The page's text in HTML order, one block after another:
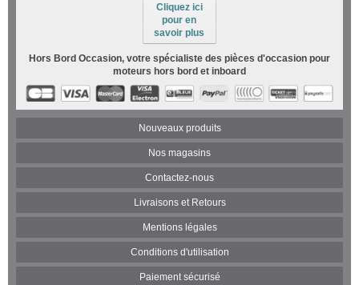
Cliquez ici
pour en
savoir plus
Hors Bord Occasion, votre spécialiste des pièces d'occasion pour
moteurs hors bord et inboard
Nouveaux produits
Nos magasins
Contactez-nous
Livraisons et Retours
Mentions légales
Conditions d'utilisation
Paiement sécurisé